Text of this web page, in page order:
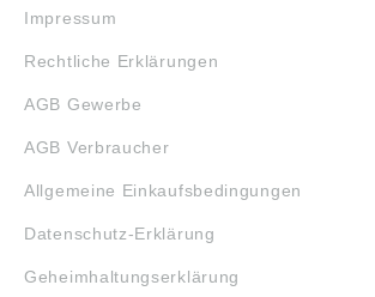
Impressum
Rechtliche Erklärungen
AGB Gewerbe
AGB Verbraucher
Allgemeine Einkaufsbedingungen
Datenschutz-Erklärung
Geheimhaltungserklärung